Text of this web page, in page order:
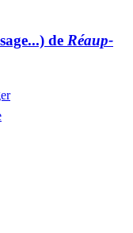
de Réaup-